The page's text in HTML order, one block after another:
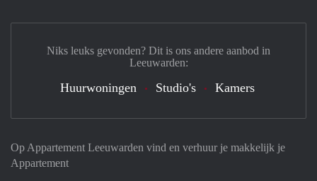
Op Appartement Leeuwarden vind en verhuur je makkelijk je
Appartement
Niks leuks gevonden? Dit is ons andere aanbod in
Leeuwarden:
Huurwoningen Studio's Kamers